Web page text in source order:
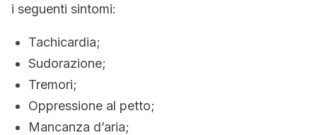
i seguenti sintomi:
Tachicardia;
Sudorazione;
Tremori;
Oppressione al petto;
Mancanza d’aria;